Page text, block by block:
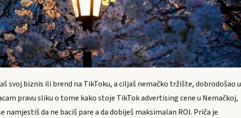
svoj biznis ili brend na TikToku, a ciljaš nemačko tržište, dobrodošao u
pravu sliku o tome kako stoje TikTok advertising cene u Nemačkoj,
namjestiš da ne baciš pare a da dobiješ maksimalan ROI. Priča je